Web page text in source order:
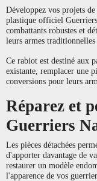
Développez vos projets
plastique officiel
combattants robustes et
leurs armes
Ce rabiot est destiné aux
existante, remplacer une
conversions pour leurs
Réparez et
Guerriers
Les pièces détachées
d'apporter davantage de
restaurer un modèle
l'apparence de vos